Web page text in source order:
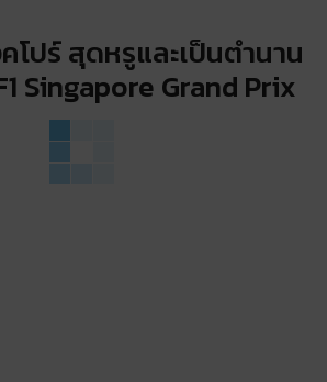
โปร์ สุดหรูและเป็นตำนาน
Singapore Grand Prix